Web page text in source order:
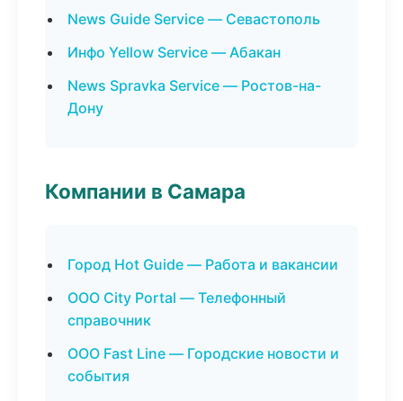
News Guide Service — Севастополь
Инфо Yellow Service — Абакан
News Spravka Service — Ростов-на-
Дону
Компании в Самара
Город Hot Guide — Работа и вакансии
ООО City Portal — Телефонный
справочник
ООО Fast Line — Городские новости и
события